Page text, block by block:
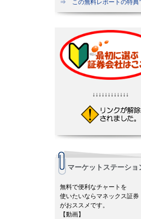
⇒ この無料レポートの特典
↓↓↓↓↓↓↓↓↓↓↓↓
マーケットステーショ
無料で便利なチャートを
使いたいならマネックス証券
がおススメです。
【動画】